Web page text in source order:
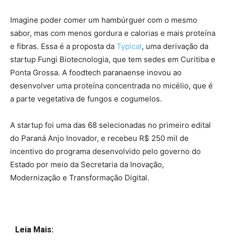
Imagine poder comer um hambúrguer com o mesmo
sabor, mas com menos gordura e calorias e mais proteína
e fibras. Essa é a proposta da Typical, uma derivação da
startup Fungi Biotecnologia, que tem sedes em Curitiba e
Ponta Grossa. A foodtech paranaense inovou ao
desenvolver uma proteína concentrada no micélio, que é
a parte vegetativa de fungos e cogumelos.
A startup foi uma das 68 selecionadas no primeiro edital
do Paraná Anjo Inovador, e recebeu R$ 250 mil de
incentivo do programa desenvolvido pelo governo do
Estado por meio da Secretaria da Inovação,
Modernização e Transformação Digital.
Leia Mais: